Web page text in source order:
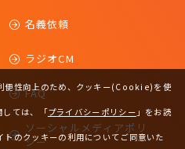
名義依頼
ラジオCM
FAQ
ソーシャルメディアポリ
シー
便性向上のため、クッキー(Cookie)を使
ては、
「プライバシーポリシー 」をお読
のクッキーの利用についてご同意いた